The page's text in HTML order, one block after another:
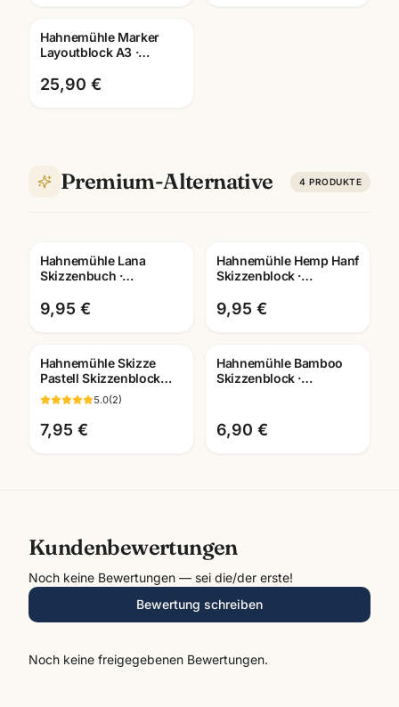
Hahnemühle Marker
Layoutblock A3 ·
geeignet ·
Künstlerbedarf
25,90 €
Premium-Alternative 4 PRODUKTE
Hahnemühle Lana
Skizzenbuch ·
Zeichenbuch für
Künstler
9,95 €
Hahnemühle Hemp Hanf
Skizzenblock ·
Kuenstlerpapier
Mannheim
9,95 €
Hahnemühle Skizze
Pastell Skizzenblock
130g · A3/A4/A5 ·
Künstlerbedarf
Mannheim
5.0(2)
7,95 €
Hahnemühle Bamboo
Skizzenblock ·
Mannheim
6,90 €
Kundenbewertungen
Noch keine Bewertungen — sei die/der erste!
Bewertung schreiben
Noch keine freigegebenen Bewertungen.